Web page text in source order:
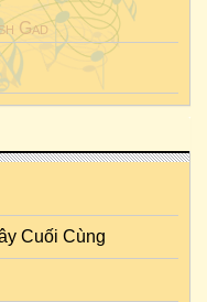
Gad
Cuối Cùng